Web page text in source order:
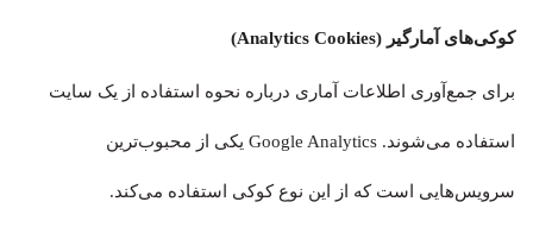
کوکی‌های آمارگیر (Analytics Cookies)
برای جمع‌آوری اطلاعات آماری درباره نحوه استفاده از یک سایت
استفاده می‌شوند. Google Analytics یکی از محبوب‌ترین
سرویس‌هایی است که از این نوع کوکی استفاده می‌کند.